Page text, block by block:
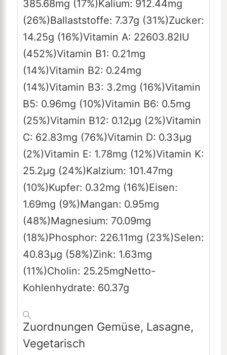
385.68mg (17%)Kalium: 912.44mg
(26%)Ballaststoffe: 7.37g (31%)Zucker:
14.25g (16%)Vitamin A: 22603.82IU
(452%)Vitamin B1: 0.21mg
(14%)Vitamin B2: 0.24mg
(14%)Vitamin B3: 3.2mg (16%)Vitamin
B5: 0.96mg (10%)Vitamin B6: 0.5mg
(25%)Vitamin B12: 0.12µg (2%)Vitamin
C: 62.83mg (76%)Vitamin D: 0.33µg
(2%)Vitamin E: 1.78mg (12%)Vitamin K:
25.2µg (24%)Kalzium: 101.47mg
(10%)Kupfer: 0.32mg (16%)Eisen:
1.69mg (9%)Mangan: 0.95mg
(48%)Magnesium: 70.09mg
(18%)Phosphor: 226.11mg (23%)Selen:
40.83µg (58%)Zink: 1.63mg
(11%)Cholin: 25.25mgNetto-
Kohlenhydrate: 60.37g
Zuordnungen Gemüse, Lasagne,
Vegetarisch